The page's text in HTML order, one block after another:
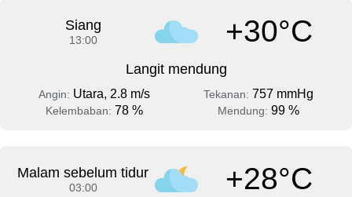
Siang
13:00 +30°C
Langit mendung
Angin: Utara, 2.8 m/s Tekanan: 757 mmHg
Kelembaban: 78 % Mendung: 99 %
Malam sebelum tidur
03:00 +28°C